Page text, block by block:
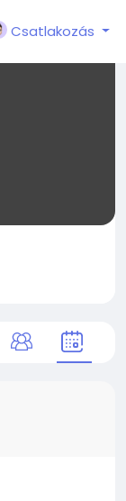
Csatlakozás